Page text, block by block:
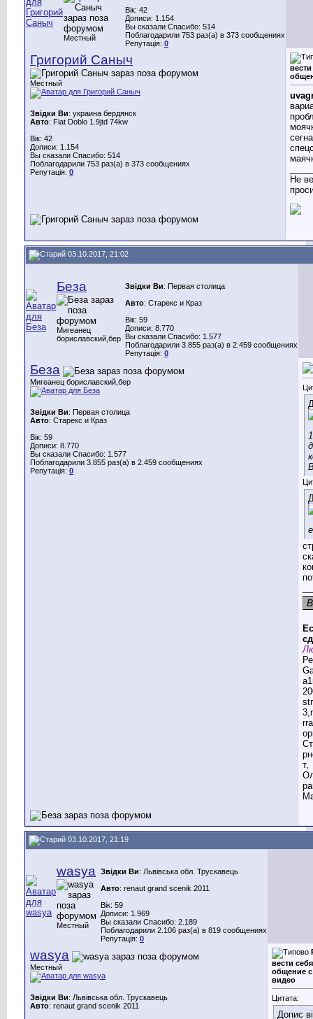
Местный
Вік: 42
Дописи: 1.154
Вы сказали Спасибо: 514
Поблагодарили 753 раз(а) в 373 сообщениях
Репутація: 0
Григорий Саныч
Местный
Звідки Ви: украина бердянск
Авто: Fiat Doblo 1.9jtd 74kw
Вік: 42
Дописи: 1.154
Вы сказали Спасибо: 514
Поблагодарили 753 раз(а) в 373 сообщениях
Репутація: 0
Не
03.10.2017, 21:02
Беза
Мигеанец
бориславский,бер
Звідки Ви: Первая столица
Авто: Старекс и Краз
Вік: 59
Дописи: 8.770
Вы сказали Спасибо: 1.577
Поблагодарили 3.855 раз(а) в 2.459 сообщениях
Репутація: 0
Беза
Мигеанец бориславский,бер
Звідки Ви: Первая столица
Авто: Старекс и Краз
Вік: 59
Дописи: 8.770
Вы сказали Спасибо: 1.577
Поблагодарили 3.855 раз(а) в 2.459 сообщениях
Репутація: 0
т,
03.10.2017, 21:19
wasya
Местный
Звідки Ви: Львівська обл. Трускавець
Авто: renaut grand scenik 2011
Вік: 59
Дописи: 1.969
Вы сказали Спасибо: 2.189
Поблагодарили 2.106 раз(а) в 819 сообщениях
Репутація: 0
wasya
Местный
Звідки Ви: Львівська обл. Трускавець
Авто: renaut grand scenik 2011
вести
общение
видео
Цитата:
Допис